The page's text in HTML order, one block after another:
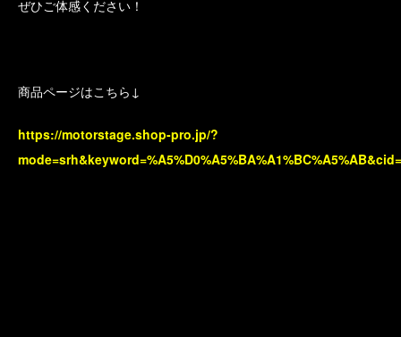
ぜひご体感ください！
商品ページはこちら↓
https://motorstage.shop-pro.jp/?